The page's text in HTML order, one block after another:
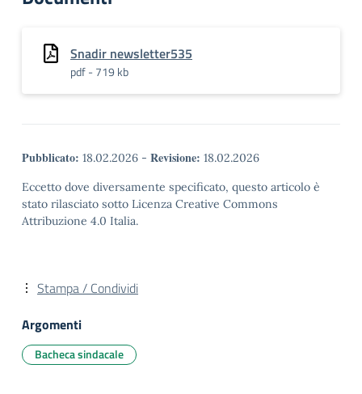
Snadir newsletter535
pdf - 719 kb
Pubblicato: 18.02.2026 - Revisione: 18.02.2026
Eccetto dove diversamente specificato, questo articolo è
stato rilasciato sotto Licenza Creative Commons
Attribuzione 4.0 Italia.
Stampa / Condividi
Argomenti
Bacheca sindacale